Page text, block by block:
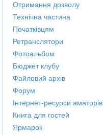
Отримання дозволу
Технічна частина
Початківцям
Ретранслятори
Фотоальбом
Бюджет клубу
Файловий архів
Форум
Інтернет-ресурси аматорів
Книга для гостей
Ярмарок